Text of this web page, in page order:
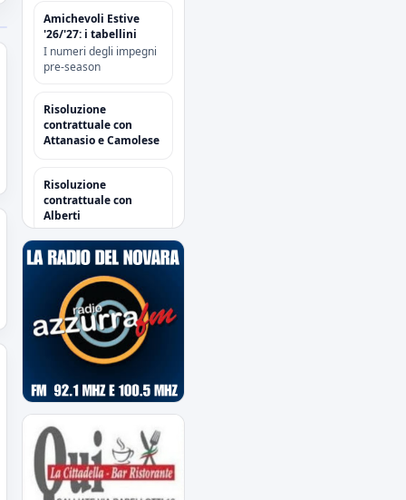
Amichevoli Estive
'26/'27: i tabellini
I numeri degli impegni
pre-season
Risoluzione
contrattuale con
Attanasio e Camolese
Risoluzione
contrattuale con
Alberti
Acquisti/Cessioni
"Sessione Estiva
2026/2027"
tutte le operazioni degli
azzurri
Il Novara è atteso dal
quarto impegno
estivo
Mercoledì a Chiavari.
Tra amichevoli e
mercato...
Orari Biglietteria